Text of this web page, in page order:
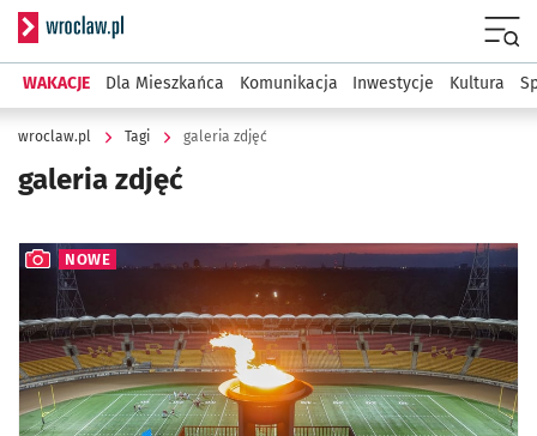
Serwis informacyjny wroclaw.pl
WAKACJE Dla Mieszkańca Komunikacja Inwestycje Kultura
wroclaw.pl Tagi galeria zdjęć
galeria zdjęć
NOWE